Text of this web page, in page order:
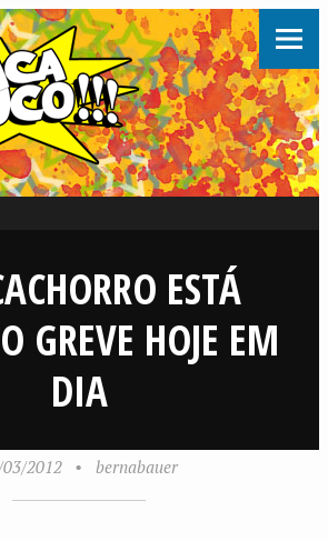
ESTÁ
GREVE HOJE EM
DIA
2012 • bernabauer